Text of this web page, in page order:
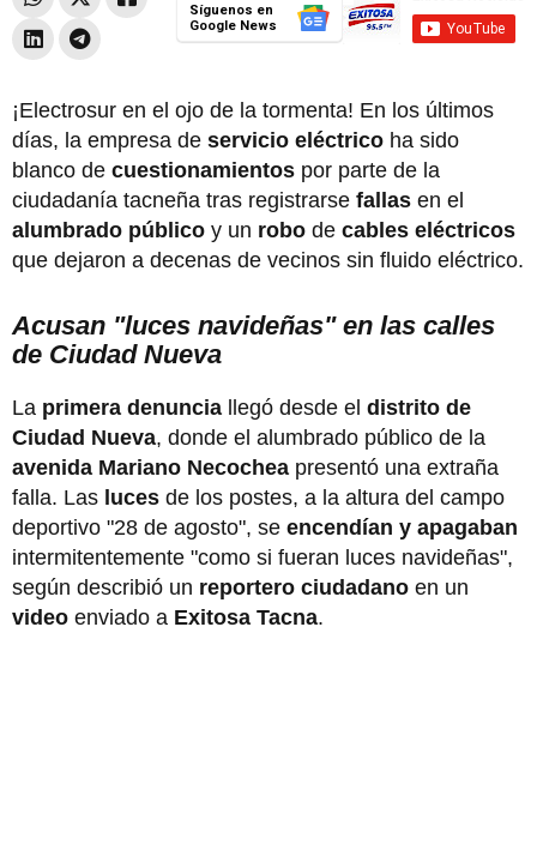
Síguenos en
Google News
¡Electrosur en el ojo de la tormenta! En los últimos
días, la empresa de servicio eléctrico ha sido
blanco de cuestionamientos por parte de la
ciudadanía tacneña tras registrarse fallas en el
alumbrado público y un robo de cables eléctricos
que dejaron a decenas de vecinos sin fluido eléctrico.
Acusan "luces navideñas" en las calles
de Ciudad Nueva
La primera denuncia llegó desde el distrito de
Ciudad Nueva, donde el alumbrado público de la
avenida Mariano Necochea presentó una extraña
falla. Las luces de los postes, a la altura del campo
deportivo "28 de agosto", se encendían y apagaban
intermitentemente "como si fueran luces navideñas",
según describió un reportero ciudadano en un
video enviado a Exitosa Tacna.